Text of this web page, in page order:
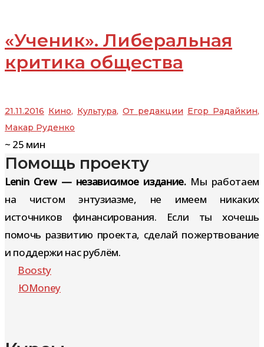
«Ученик». Либеральная
критика общества
21.11.2016 Кино, Культура, От редакции Егор Радайкин,
Макар Руденко
~ 25 мин
Помощь проекту
Lenin Crew — независимое издание.Мы работаем
на чистом энтузиазме, не имеем никаких
источников финансирования. Если ты хочешь
помочь развитию проекта, сделай пожертвование
и поддержи нас рублём.
Boosty
ЮMoney